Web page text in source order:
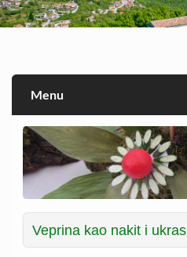
Menu
Veprina kao nakit i ukras